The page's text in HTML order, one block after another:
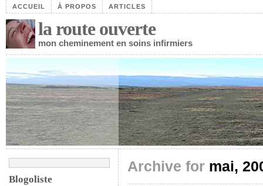
ACCUEIL À PROPOS ARTICLES
la route ouverte
mon cheminement en soins infirmiers
Archive for mai,
Blogoliste